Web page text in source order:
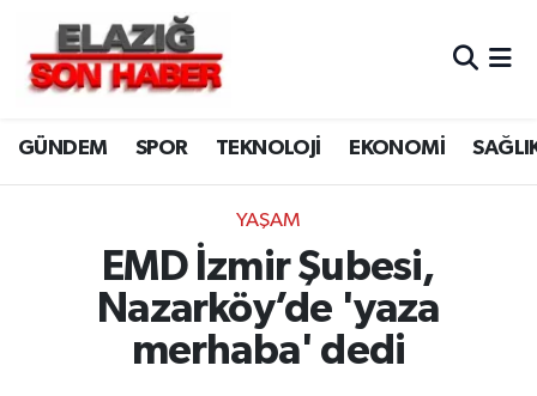
GÜNDEM SPOR TEKNOLOJİ EKONOMİ
YAŞAM
EMD İzmir Şubesi,
Nazarköy’de 'yaza
merhaba' dedi
CANLI YAYIN
ASAYİŞ
BİLİM VE TEKNOLOJİ
DÜNYA
Merkez Hava Durumu
Merkez Trafik Yoğunluk Haritası
Süper Lig Puan Durumu ve Fikstür
Tüm Manşetler
Son Dakika Haberleri